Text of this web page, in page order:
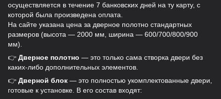
осуществляется в течение 7 банковских дней на ту карту, с
которой была произведена оплата.
На сайте указана цена за дверное полотно стандартных
размеров (высота — 2000 мм, ширина — 600/700/800/900
мм).
👉 Дверное полотно — это только сама створка двери без
каких-либо дополнительных элементов.
👉 Дверной блок — это полностью укомплектованные двери,
готовые к установке. В его состав входят: